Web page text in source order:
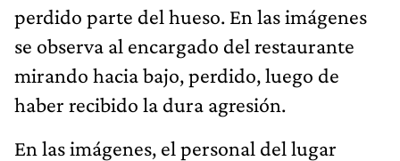
perdido parte del hueso. En las imágenes
se observa al encargado del restaurante
mirando hacia bajo, perdido, luego de
haber recibido la dura agresión.
En las imágenes, el personal del lugar